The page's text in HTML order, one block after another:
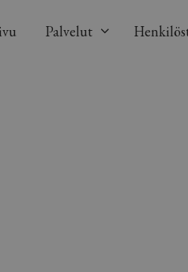
Palvelut